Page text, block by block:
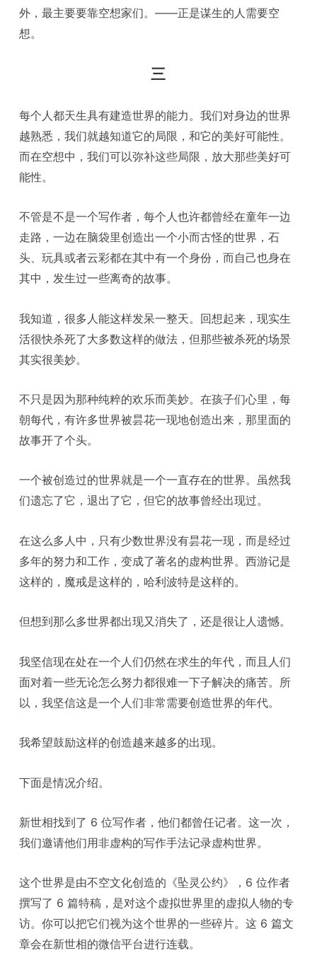
外，最主要要靠空想家们。——正是谋生的人需要空
想。
三
每个人都天生具有建造世界的能力。我们对身边的世界
越熟悉，我们就越知道它的局限，和它的美好可能性。
而在空想中，我们可以弥补这些局限，放大那些美好可
能性。
不管是不是一个写作者，每个人也许都曾经在童年一边
走路，一边在脑袋里创造出一个小而古怪的世界，石
头、玩具或者云彩都在其中有一个身份，而自己也身在
其中，发生过一些离奇的故事。
我知道，很多人能这样发呆一整天。回想起来，现实生
活很快杀死了大多数这样的做法，但那些被杀死的场景
其实很美妙。
不只是因为那种纯粹的欢乐而美妙。在孩子们心里，每
朝每代，有许多世界被昙花一现地创造出来，那里面的
故事开了个头。
一个被创造过的世界就是一个一直存在的世界。虽然我
们遗忘了它，退出了它，但它的故事曾经出现过。
在这么多人中，只有少数世界没有昙花一现，而是经过
多年的努力和工作，变成了著名的虚构世界。西游记是
这样的，魔戒是这样的，哈利波特是这样的。
但想到那么多世界都出现又消失了，还是很让人遗憾。
我坚信现在处在一个人们仍然在求生的年代，而且人们
面对着一些无论怎么努力都很难一下子解决的痛苦。所
以，我坚信这是一个人们非常需要创造世界的年代。
我希望鼓励这样的创造越来越多的出现。
下面是情况介绍。
新世相找到了 6 位写作者，他们都曾任记者。这一次，
我们邀请他们用非虚构的写作手法记录虚构世界。
这个世界是由不空文化创造的《坠灵公约》，6 位作者
撰写了 6 篇特稿，是对这个虚拟世界里的虚拟人物的专
访。你可以把它们视为这个世界的一些碎片。这 6 篇文
章会在新世相的微信平台进行连载。